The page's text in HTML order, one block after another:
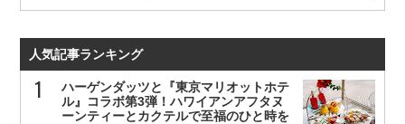
人気記事ランキング
ハーゲンダッツと『東京マリオットホテ
ル』コラボ第3弾！ハワイアンアフタヌ
ーンティーとカクテルで至福のひと時を